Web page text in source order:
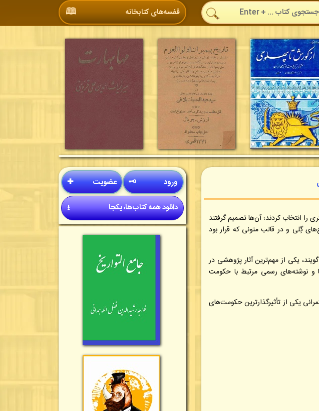
قفسه‌های کتابخانه 🕮
انتخاب کردند؛ آن‌ها تصمیم گرفتند
گِلی و در قالب متونی که قرار بود
یکی از مهم‌ترین آثار پژوهشی در
نوشته‌های رسمی مرتبط با حکومت
یکی از تأثیرگذارترین حکومت‌های
🗝 ورود ✚ عضویت
⭳ دانلود همه کتاب‌ها، یکجا